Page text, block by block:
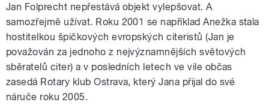
Jan Folprecht nepřestává objekt vylepšovat. A
samozřejmě užívat. Roku 2001 se například Anežka stala
hostitelkou špičkových evropských citeristů (Jan je
považován za jednoho z nejvýznamnějších světových
sběratelů citer) a v posledních letech ve vile občas
zasedá Rotary klub Ostrava, který Jana přijal do své
náruče roku 2005.